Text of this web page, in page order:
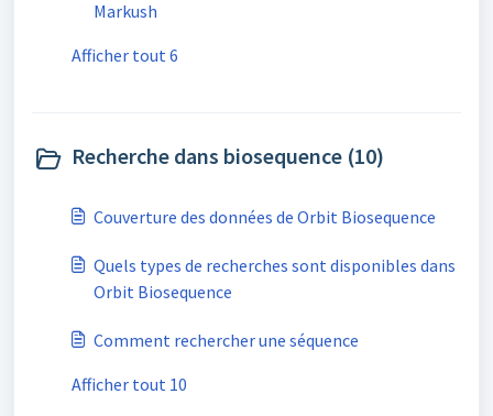
Markush
Afficher tout 6
Recherche dans biosequence (10)
Couverture des données de Orbit Biosequence
Quels types de recherches sont disponibles dans
Orbit Biosequence
Comment rechercher une séquence
Afficher tout 10